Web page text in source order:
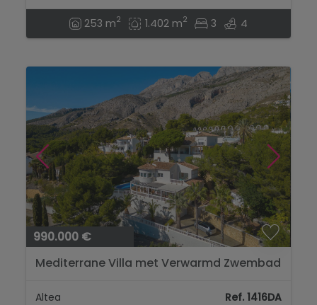
253 m2 1.402 m2 3 4
990.000 €
Mediterrane Villa met Verwarmd Zwembad
Altea Ref. 1416DA